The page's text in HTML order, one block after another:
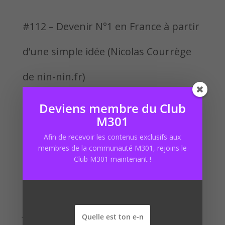
#112 – Devenir N°1 en France à partir
d’une simple idée (Nicolas Courrège
de nin-nin.fr)
#ParolesDentrepreneur
#111 – Martin Ronfort – le Frenchie
qui concurrence Shopify !
#73 – Le fichier robots.txt
Deviens membre du Club
M301
Afin de recevoir les contenus exclusifs aux
membres de la communauté M301, rejoins le
Club M301 maintenant !